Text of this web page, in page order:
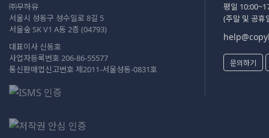
㈜무하유
서울시 성동구 성수일로 8길 5
서울숲 SK V1 A동 2층 (04793)
대표이사 신동호
사업자등록번호 206-86-55577
통신판매업신고번호 제2011-서울성동-0831호
평일
(주말 및 공휴
문의하기